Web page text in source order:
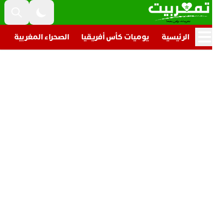
الرئيسية يوميات كأس أفريقيا الصحراء المغربية